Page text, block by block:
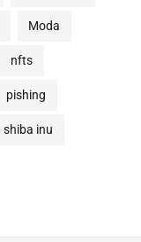
Moda
nfts
pishing
shiba inu